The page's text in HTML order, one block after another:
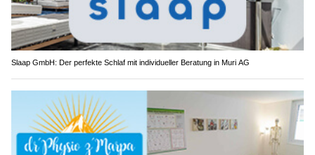
Slaap GmbH: Der perfekte Schlaf mit individueller Beratung in Muri AG